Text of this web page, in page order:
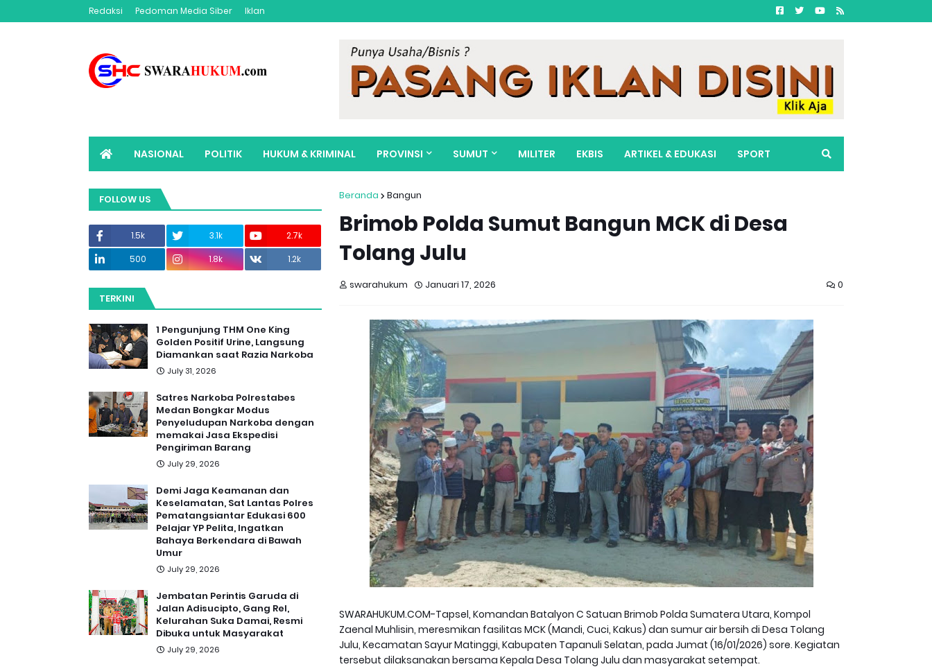
Redaksi Pedoman Media Siber Iklan
NASIONAL POLITIK HUKUM & KRIMINAL PROVINSI SUMUT MILITER EKBIS ARTIKEL & EDUKASI SPORT
ADVERTORIAL Beranda Bangun
Brimob Polda Sumut Bangun MCK di Desa
Tolang Julu
swarahukum Januari 17, 2026 0
SWARAHUKUM.COM-Tapsel, Komandan Batalyon C Satuan Brimob Polda Sumatera Utara, Kompol
Zaenal Muhlisin, meresmikan fasilitas MCK (Mandi, Cuci, Kakus) dan sumur air bersih di Desa Tolang
Julu, Kecamatan Sayur Matinggi, Kabupaten Tapanuli Selatan, pada Jumat (16/01/2026) sore. Kegiatan
tersebut dilaksanakan bersama Kepala Desa Tolang Julu dan masyarakat setempat.
FOLLOW US
1.5k 3.1k
2.7k
500
1.8k 1.2k
TERKINI
1 Pengunjung THM One King
Golden Positif Urine, Langsung
Diamankan saat Razia Narkoba
July 31, 2026
Satres Narkoba Polrestabes
Medan Bongkar Modus
Penyeludupan Narkoba dengan
memakai Jasa Ekspedisi
Pengiriman Barang
July 29, 2026
Demi Jaga Keamanan dan
Keselamatan, Sat Lantas Polres
Pematangsiantar Edukasi 600
Pelajar YP Pelita, Ingatkan
Bahaya Berkendara di Bawah
Umur
July 29, 2026
Jembatan Perintis Garuda di
Jalan Adisucipto, Gang Rel,
Kelurahan Suka Damai, Resmi
Dibuka untuk Masyarakat
July 29, 2026